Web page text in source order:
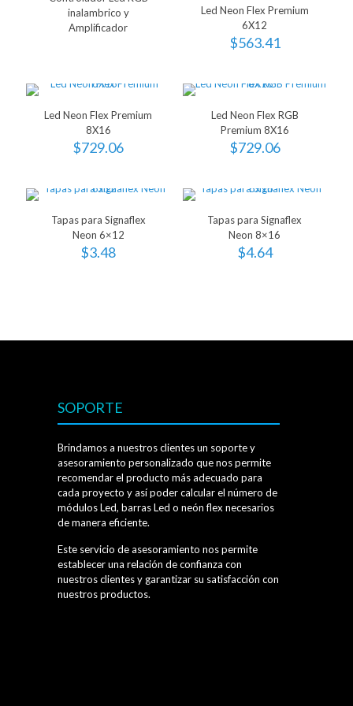
inalambrico y
Amplificador
Led Neon Flex Premium
6X12
$563.41
Led Neon Flex Premium
8X16
$729.06
Led Neon Flex RGB
Premium 8X16
$729.06
Tapas para Signaflex
Neon 6×12
$3.48
Tapas para Signaflex
Neon 8×16
$4.64
SOPORTE
Brindamos a nuestros clientes un soporte y
asesoramiento personalizado que nos permite
recomendar el producto más adecuado para
cada proyecto y así poder calcular el número de
módulos Led, barras Led o neón flex necesarios
de manera eficiente.
Este servicio de asesoramiento nos permite
establecer una relación de confianza con
nuestros clientes y garantizar su satisfacción con
nuestros productos.